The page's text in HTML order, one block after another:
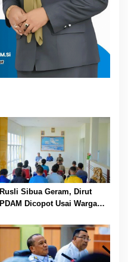
Rusli Sibua Geram, Dirut
PDAM Dicopot Usai Warga